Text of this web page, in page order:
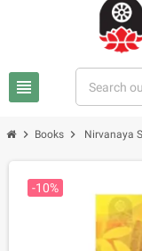
view_headline
chevron_right Books chevron_right Nirvanaya
-10%